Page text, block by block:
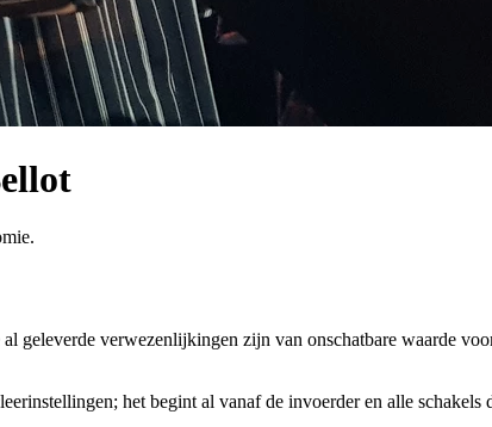
geleverde verwezenlijkingen zijn van onschatbare waarde
het begint al vanaf de invoerder en alle